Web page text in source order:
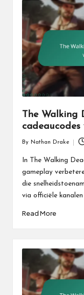
The Walking
cadeaucodes
by
By Nathan Drake
In The Walking
gameplay
die
via officiële kanalen
Read More